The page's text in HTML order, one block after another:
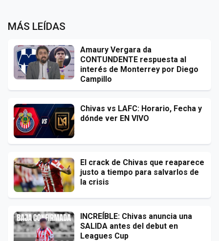
MÁS LEÍDAS
Amaury Vergara da
CONTUNDENTE respuesta al
interés de Monterrey por Diego
Campillo
Chivas vs LAFC: Horario, Fecha y
dónde ver EN VIVO
El crack de Chivas que reaparece
justo a tiempo para salvarlos de
la crisis
INCREÍBLE: Chivas anuncia una
SALIDA antes del debut en
Leagues Cup